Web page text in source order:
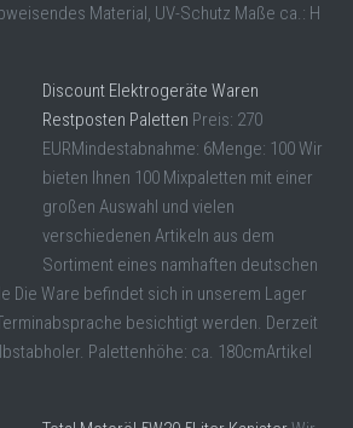
Material, UV-Schutz Maße ca.: H
Discount Elektrogeräte Waren
Restposten Paletten Preis: 270
EURMindestabnahme: 6Menge: 100 Wir
bieten Ihnen 100 Mixpaletten mit einer
großen Auswahl und vielen
verschiedenen Artikeln aus dem
Sortiment eines namhaften deutschen
Die Ware befindet sich in unserem Lager
besichtigt werden. Derzeit
Palettenhöhe: ca. 180cmArtikel